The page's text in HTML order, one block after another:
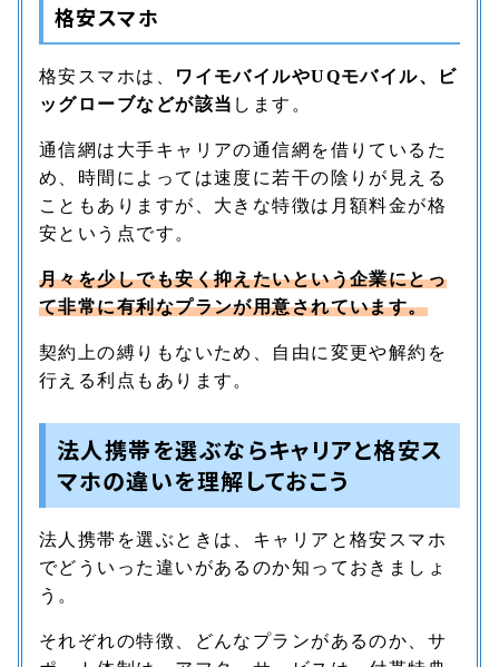
格安スマホ
格安スマホは、
ワイモバイルやUQモバイル、ビ
ッグローブなどが該当 します。
通信網は大手キャリアの通信網を借りているた
め、時間によっては速度に若干の陰りが見える
こともありますが、大きな特徴は月額料金が格
安という点です。
月々を少しでも安く抑えたいという企業にとっ
て非常に有利なプランが用意されています。
契約上の縛りもないため、自由に変更や解約を
行える利点もあります。
法人携帯を選ぶならキャリアと格安ス
マホの違いを理解しておこう
法人携帯を選ぶときは、キャリアと格安スマホ
でどういった違いがあるのか知っておきましょ
う。
それぞれの特徴、どんなプランがあるのか、サ